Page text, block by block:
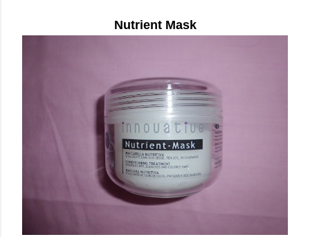
Nutrient Mask